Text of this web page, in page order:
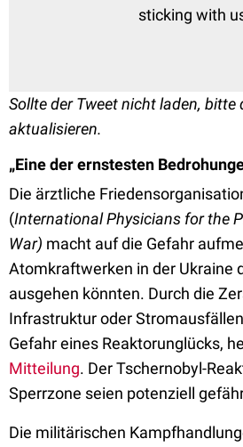
sticking with
Sollte der Tweet nicht laden, bitte
aktualisieren.
„Eine der ernstesten
Die ärztliche
(International Physicians for the
War) macht auf die Gefahr
Atomkraftwerken in der Ukraine
ausgehen könnten. Durch die
Infrastruktur oder
Gefahr eines Reaktorunglücks,
Mitteilung. Der Tschernobyl-
Sperrzone seien potenziell
Die militärischen